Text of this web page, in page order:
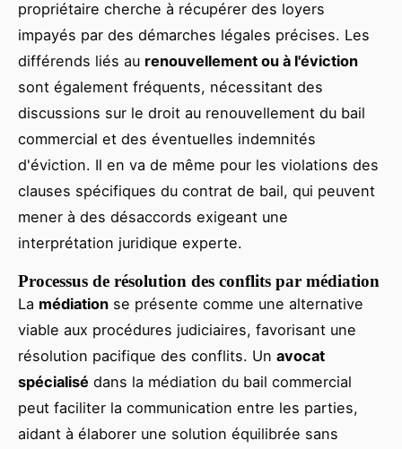
propriétaire cherche à récupérer des loyers
impayés par des démarches légales précises. Les
différends liés au renouvellement ou à l'éviction
sont également fréquents, nécessitant des
discussions sur le droit au renouvellement du bail
commercial et des éventuelles indemnités
d'éviction. Il en va de même pour les violations des
clauses spécifiques du contrat de bail, qui peuvent
mener à des désaccords exigeant une
interprétation juridique experte.
Processus de résolution des conflits par médiation
La médiation se présente comme une alternative
viable aux procédures judiciaires, favorisant une
résolution pacifique des conflits. Un avocat
spécialisé dans la médiation du bail commercial
peut faciliter la communication entre les parties,
aidant à élaborer une solution équilibrée sans